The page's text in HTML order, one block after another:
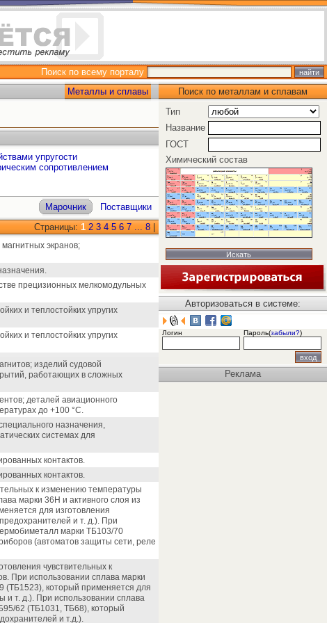
Поиск по всему порталу
Металлы и сплавы
упругости
сопротивлением
Марочник
Поставщики
Страницы: 1 2 3 4 5 6 7 ... 8
экранов;
прецизионных мелкомодульных
и теплостойких упругих
и теплостойких упругих
изделий судовой
работающих в сложных
деталей авиационного
до +100 °С.
назначения,
системах для
контактов.
контактов.
к изменению температуры
марки 36Н и активного слоя из
для изготовления
и т. д.). При
марки ТБ103/70
(автоматов защиты сети, реле
чувствительных к
При использовании сплава марки
(ТБ1523), который применяется для
и т. д.). При использовании сплава
62 (ТБ1031, ТБ68), который
и т.д.).
Поиск по металлам и сплавам
Тип
Название
ГОСТ
Химический состав
Авторизоваться в системе:
Логин Пароль(забыли?)
Реклама